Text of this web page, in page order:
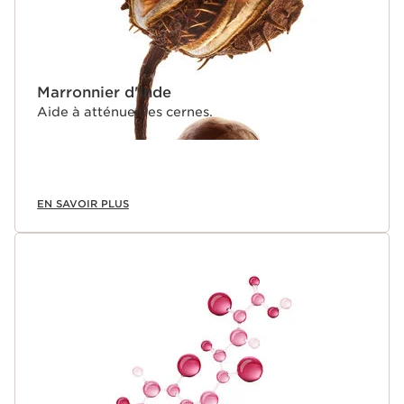
Marronnier d'Inde
Aide à atténuer les cernes.
EN SAVOIR PLUS